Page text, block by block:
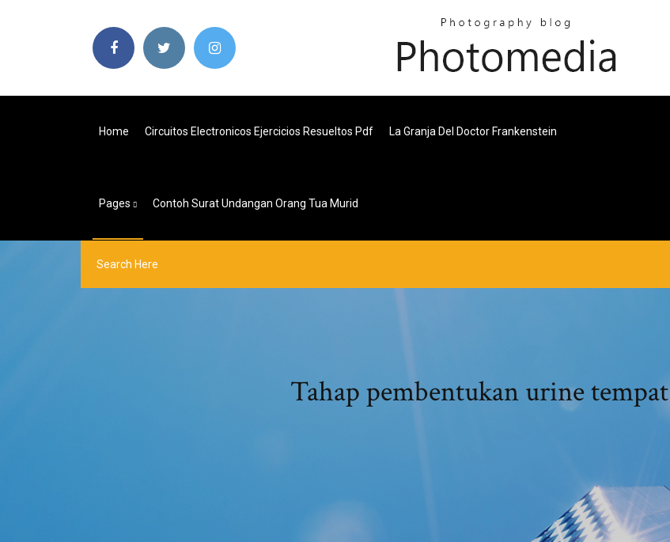
Home Circuitos Electronicos Ejercicios Resueltos Pdf La Granja Del Doctor Frankenstein
Pages Contoh Surat Undangan Orang Tua Murid
Tahap pembentukan urine